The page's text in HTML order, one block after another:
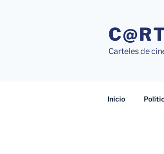
Carteles de
Inicio